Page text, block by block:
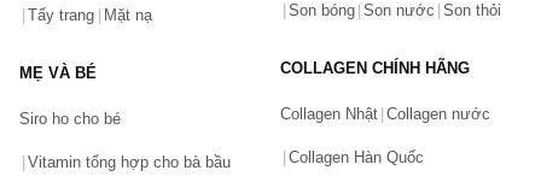
Tẩy trang Mặt nạ
MẸ VÀ BÉ
Siro ho cho bé
Vitamin tổng hợp cho bà bầu
Son bóng Son nước Son thỏi
COLLAGEN CHÍNH HÃNG
Collagen Nhật Collagen nước
Collagen Hàn Quốc